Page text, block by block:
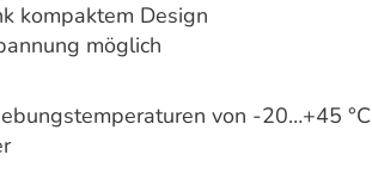
kompaktem Design
möglich
von -20…+45 °C